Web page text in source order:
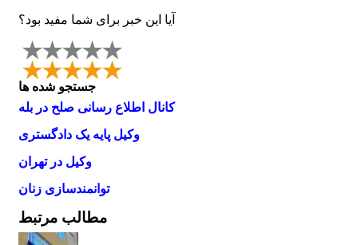
آیا این خبر برای شما مفید بود؟
جستجو شده ها
کانال اطلاع رسانی صلح در بله
وکیل پایه یک دادگستری
وکیل در تهران
توانمندسازی زنان
مطالب مرتبط